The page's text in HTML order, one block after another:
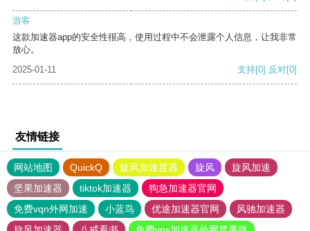
游客
这款加速器app的安全性很高，使用过程中不会泄露个人信息，让我非常
放心。
2025-01-11
支持[0] 反对[0]
友情链接
网站地图 QuickQ 旋风加速度器 旋风
旋风加速
坚果加速器
tiktok加速器
狗急加速器官网
免费vqn外网加速
小蓝鸟 优途加速器官网
风驰加速器